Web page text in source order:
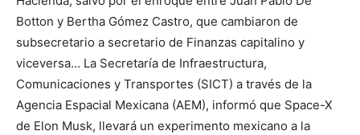
Botton y Bertha Gómez Castro, que cambiaron de
subsecretario a secretario de Finanzas capitalino y
viceversa… La Secretaría de Infraestructura,
Comunicaciones y Transportes (SICT) a través de la
Agencia Espacial Mexicana (AEM), informó que Space-X
de Elon Musk, llevará un experimento mexicano a la